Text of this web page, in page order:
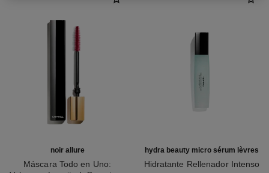
noir allure
Máscara Todo en Uno:
hydra beauty micro sérum lèvres
Hidratante Rellenador Intenso